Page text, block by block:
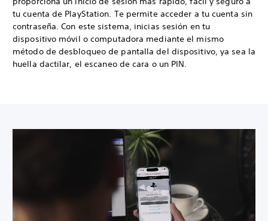
tu cuenta de PlayStation. Te permite acceder a tu cuenta sin
contraseña. Con este sistema, inicias sesión en tu
dispositivo móvil o computadora mediante el mismo
método de desbloqueo de pantalla del dispositivo, ya sea la
huella dactilar, el escaneo de cara o un PIN.